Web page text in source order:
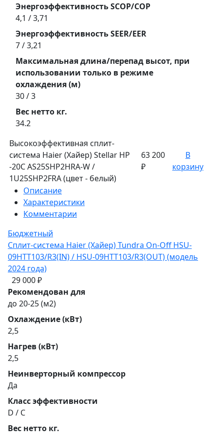
Энергоэффективность SCOP/COP
4,1 / 3,71
Энергоэффективность SEER/EER
7 / 3,21
Максимальная длина/перепад высот, при
использовании только в режиме
охлаждения (м)
30 / 3
Вес нетто кг.
34.2
Высокоэффективная сплит-
система Haier (Хайер) Stellar HP
-20С AS25SHP2HRA-W /
1U25SHP2FRA (цвет - белый)
63 200
₽
В
корзину
Описание
Характеристики
Комментарии
Бюджетный
Сплит-система Haier (Хайер) Tundra On-Off HSU-
09HTT103/R3(IN) / HSU-09HTT103/R3(OUT) (модель
2024 года)
29 000 ₽
Рекомендован для
до 20-25 (м2)
Охлаждение (кВт)
2,5
Нагрев (кВт)
2,5
Неинверторный компрессор
Да
Класс эффективности
D / C
Вес нетто кг.